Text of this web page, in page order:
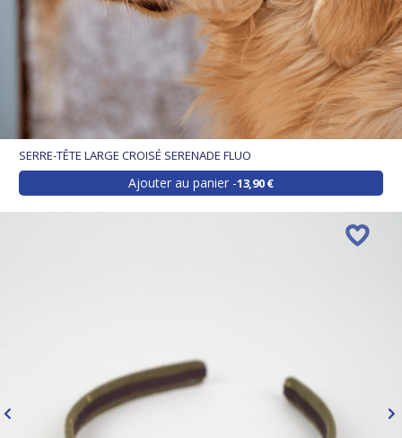
SERRE-TÊTE LARGE CROISÉ SERENADE FLUO
Ajouter au panier 13,90 €